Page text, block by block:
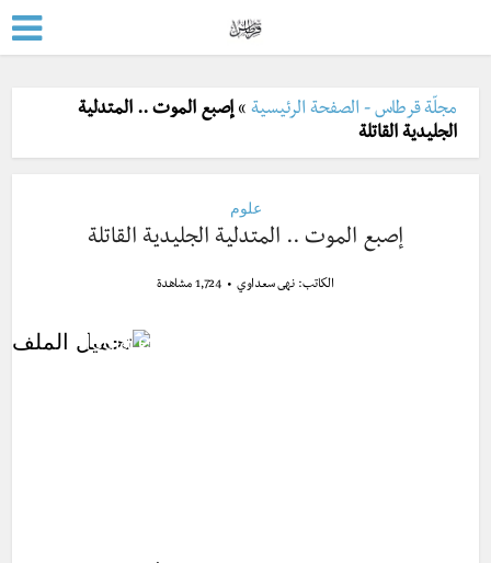
مجلّة قرطاس - الصفحة الرئيسية »إصبع الموت .. المتدلية
الجليدية القاتلة
علوم
إصبع الموت .. المتدلية الجليدية القاتلة
الكاتب: نهى سعداوي 1,724 مشاهدة
Media error: Format(s) not supported or